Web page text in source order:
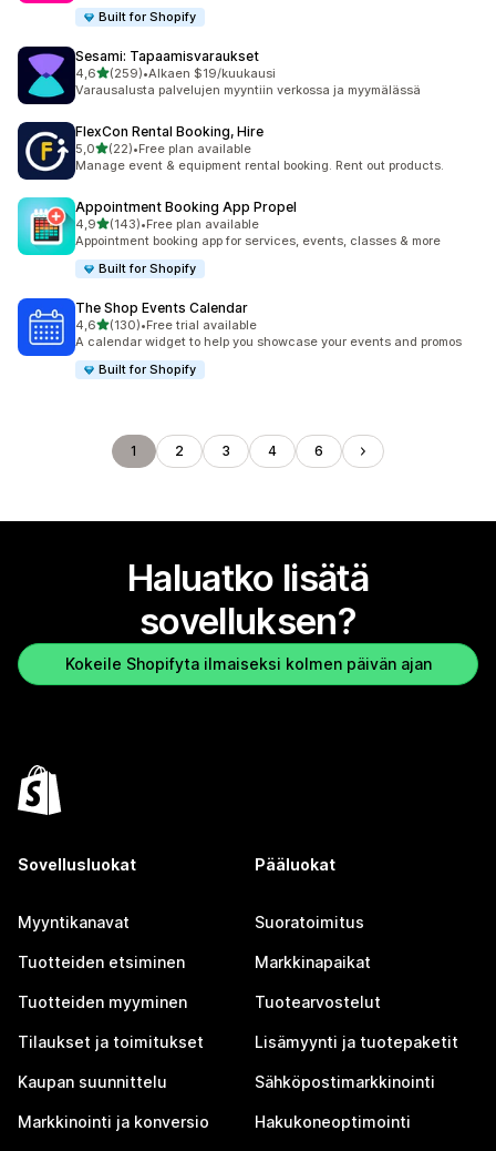
Built for Shopify
Sesami: Tapaamisvaraukset
4,6/ 5 tähteä
(259)
259 arvostelua yhteensä
•Alkaen $19/kuukausi
Varausalusta palvelujen myyntiin verkossa ja myymälässä
FlexCon Rental Booking, Hire
5,0/ 5 tähteä
(22)
22 arvostelua yhteensä
•Free plan available
Manage event & equipment rental booking. Rent out products.
Appointment Booking App Propel
4,9/ 5 tähteä
(143)
143 arvostelua yhteensä
•Free plan available
Appointment booking app for services, events, classes & more
Built for Shopify
The Shop Events Calendar
4,6/ 5 tähteä
(130)
130 arvostelua yhteensä
•Free trial available
A calendar widget to help you showcase your events and promos
Built for Shopify
1 2 3 4 6
Haluatko lisätä
sovelluksen?
Kokeile Shopifyta ilmaiseksi kolmen päivän ajan
Sovellusluokat
Myyntikanavat
Tuotteiden etsiminen
Tuotteiden myyminen
Tilaukset ja toimitukset
Kaupan suunnittelu
Markkinointi ja konversio
Pääluokat
Suoratoimitus
Markkinapaikat
Tuotearvostelut
Lisämyynti ja tuotepaketit
Sähköpostimarkkinointi
Hakukoneoptimointi